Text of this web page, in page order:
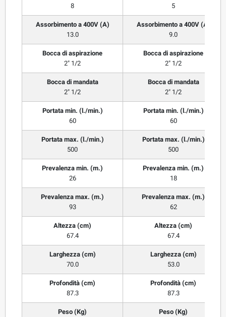
8
5
Assorbimento a 400V (A)
13.0
Assorbimento a 400V (A)
9.0
Bocca di aspirazione
2" 1/2
Bocca di aspirazione
2" 1/2
Bocca di mandata
2" 1/2
Bocca di mandata
2" 1/2
Portata min. (l./min.)
60
Portata min. (l./min.)
60
Portata max. (l./min.)
500
Portata max. (l./min.)
500
Prevalenza min. (m.)
26
Prevalenza min. (m.)
18
Prevalenza max. (m.)
93
Prevalenza max. (m.)
62
Altezza (cm)
67.4
Altezza (cm)
67.4
Larghezza (cm)
70.0
Larghezza (cm)
53.0
Profondità (cm)
87.3
Profondità (cm)
87.3
Peso (Kg)
Peso (Kg)